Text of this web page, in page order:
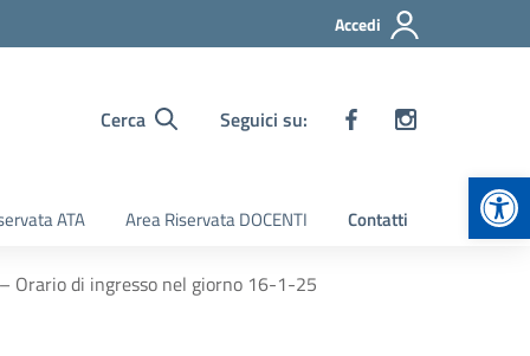
Accedi
Cerca Seguici su:
ATA Area Riservata DOCENTI Contatti
Orario di ingresso nel giorno 16-1-25